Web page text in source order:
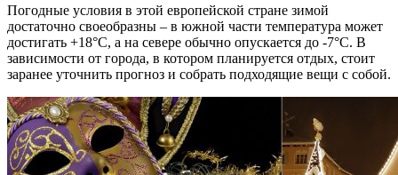
Погодные условия в этой европейской стране зимой
достаточно своеобразны – в южной части температура может
достигать +18°C, а на севере обычно опускается до -7°C. В
зависимости от города, в котором планируется отдых, стоит
заранее уточнить прогноз и собрать подходящие вещи с собой.